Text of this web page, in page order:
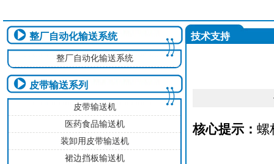
整厂自动化输送系统
整厂自动化输送系统
皮带输送系列
皮带输送机
医药食品输送机
装卸用皮带输送机
裙边挡板输送机
技术支持
核心提示： 螺